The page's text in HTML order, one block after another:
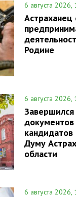
6 августа 2026,
Астраханец
Родине
6 августа 2026,
документов
Думу
области
6 августа 2026,